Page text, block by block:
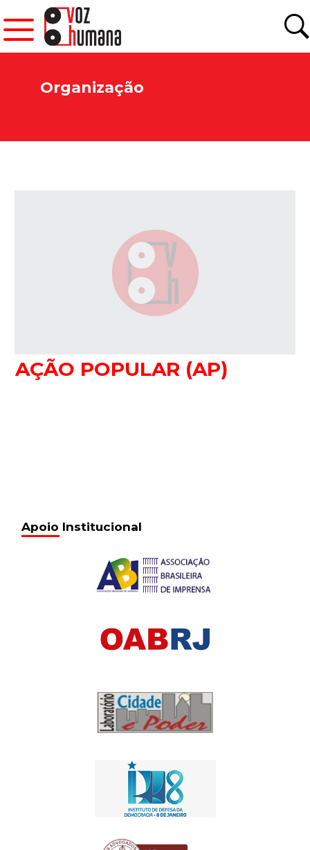
Organização
AÇÃO POPULAR (AP)
Apoio Institucional